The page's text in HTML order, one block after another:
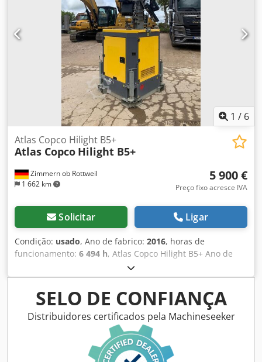
1 / 6
Zimmern ob Rottweil
1 662 km
Atlas Copco Hilight B5+
Atlas Copco Hilight B5+
5 900 €
Preço fixo acresce IVA
Solicitar Ligar
Condição: usado, Ano de fabrico: 2016, horas de
funcionamento: 6 494 h, Atlas Copco Hilight B5+ Ano de
fabricação: 2016 Horas de operação: 6.494 h Iluminação
LED: 4 × 350 W Cobertura de iluminação: até 5.000 m²
Peso: 981 kg Dcedpey R Atzsfx Ai Tjk
SELO DE CONFIANÇA
Distribuidores certificados pela Machineseeker